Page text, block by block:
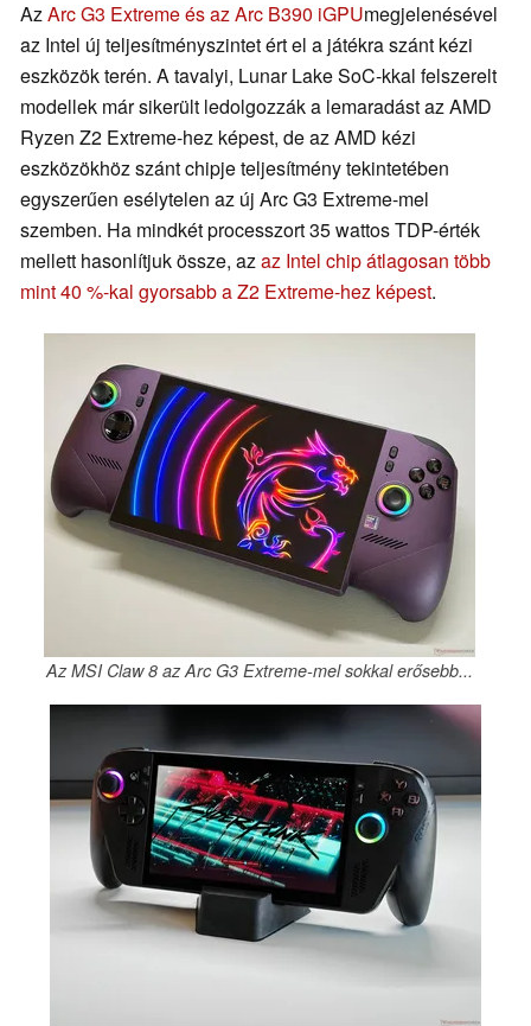
AzArc G3 Extreme és az Arc B390 iGPUmegjelenésével
az Intel új teljesítményszintet ért el a játékra szánt kézi
eszközök terén. A tavalyi, Lunar Lake SoC-kkal felszerelt
modellek már sikerült ledolgozzák a lemaradást az AMD
Ryzen Z2 Extreme-hez képest, de az AMD kézi
eszközökhöz szánt chipje teljesítmény tekintetében
egyszerűen esélytelen az új Arc G3 Extreme-mel
szemben. Ha mindkét processzort 35 wattos TDP-érték
mellett hasonlítjuk össze, azaz Intel chip átlagosan több
mint 40 %-kal gyorsabb a Z2 Extreme-hez képest.
Az MSI Claw 8 az Arc G3 Extreme-mel sokkal erősebb...